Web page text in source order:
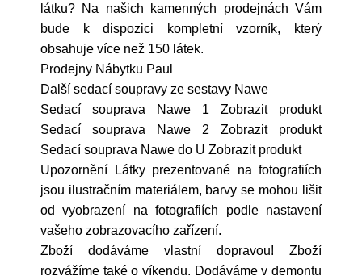
látku? Na našich kamenných prodejnách Vám
bude k dispozici kompletní vzorník, který
obsahuje více než 150 látek.
Prodejny Nábytku Paul
Další sedací soupravy ze sestavy Nawe
Sedací souprava Nawe 1 Zobrazit produkt
Sedací souprava Nawe 2 Zobrazit produkt
Sedací souprava Nawe do U Zobrazit produkt
Upozornění Látky prezentované na fotografiích
jsou ilustračním materiálem, barvy se mohou lišit
od vyobrazení na fotografiích podle nastavení
vašeho zobrazovacího zařízení.
Zboží dodáváme vlastní dopravou! Zboží
rozvážíme také o víkendu. Dodáváme v demontu